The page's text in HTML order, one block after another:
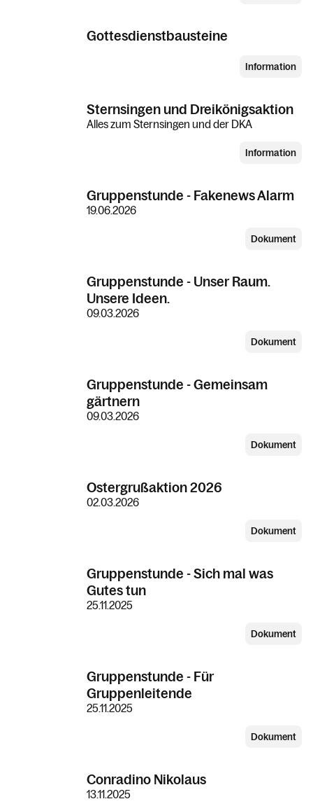
Gottesdienstbausteine
Information
Sternsingen und Dreikönigsaktion
Alles zum Sternsingen und der DKA
Information
Gruppenstunde - Fakenews Alarm
19.06.2026
Dokument
Gruppenstunde - Unser Raum.
Unsere Ideen.
09.03.2026
Dokument
Gruppenstunde - Gemeinsam
gärtnern
09.03.2026
Dokument
Ostergrußaktion 2026
02.03.2026
Dokument
Gruppenstunde - Sich mal was
Gutes tun
25.11.2025
Dokument
Gruppenstunde - Für
Gruppenleitende
25.11.2025
Dokument
Conradino Nikolaus
13.11.2025